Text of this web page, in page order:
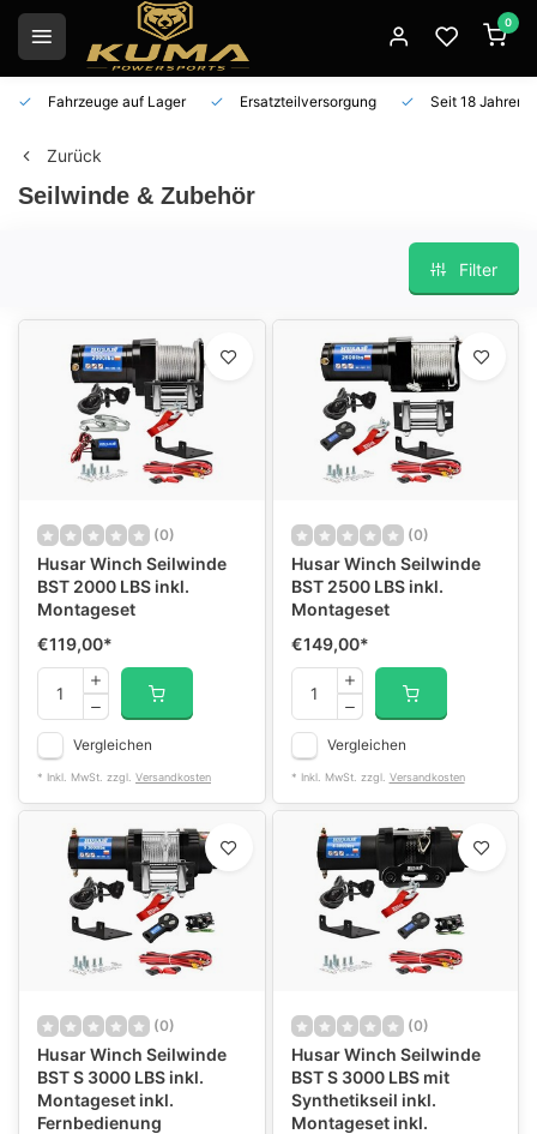
0
Fahrzeuge auf Lager Ersatzteilversorgung Seit 18 Jahren
Zurück
Seilwinde & Zubehör
Filter
(0)
Husar Winch Seilwinde
BST 2000 LBS inkl.
Montageset
€119,00*
Vergleichen
* Inkl. MwSt. zzgl. Versandkosten
(0)
Husar Winch Seilwinde
BST 2500 LBS inkl.
Montageset
€149,00*
Vergleichen
* Inkl. MwSt. zzgl. Versandkosten
(0)
Husar Winch Seilwinde
BST S 3000 LBS inkl.
Montageset inkl.
Fernbedienung
(0)
Husar Winch Seilwinde
BST S 3000 LBS mit
Synthetikseil inkl.
Montageset inkl.